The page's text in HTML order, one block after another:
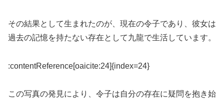
その結果として生まれたのが、現在の令子であり、彼女は
過去の記憶を持たない存在として九龍で生活しています。
:contentReference[oaicite:24]{index=24}
この写真の発見により、令子は自分の存在に疑問を抱き始